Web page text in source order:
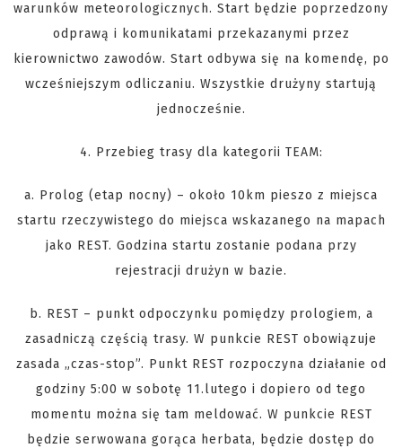
warunków meteorologicznych. Start będzie poprzedzony
odprawą i komunikatami przekazanymi przez
kierownictwo zawodów. Start odbywa się na komendę, po
wcześniejszym odliczaniu. Wszystkie drużyny startują
jednocześnie.
4. Przebieg trasy dla kategorii TEAM:
a. Prolog (etap nocny) – około 10km pieszo z miejsca
startu rzeczywistego do miejsca wskazanego na mapach
jako REST. Godzina startu zostanie podana przy
rejestracji drużyn w bazie.
b. REST – punkt odpoczynku pomiędzy prologiem, a
zasadniczą częścią trasy. W punkcie REST obowiązuje
zasada „czas-stop”. Punkt REST rozpoczyna działanie od
godziny 5:00 w sobotę 11.lutego i dopiero od tego
momentu można się tam meldować. W punkcie REST
będzie serwowana gorąca herbata, będzie dostęp do